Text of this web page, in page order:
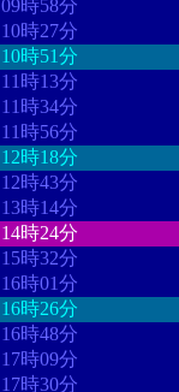
09時58分
10時27分
10時51分
11時13分
11時34分
11時56分
12時18分
12時43分
13時14分
14時24分
15時32分
16時01分
16時26分
16時48分
17時09分
17時30分